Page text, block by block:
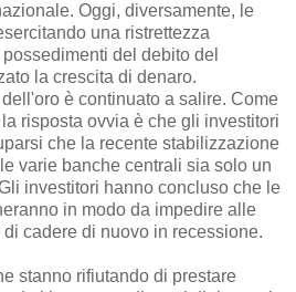
Oggi, diversamente, le
una ristrettezza
del debito del
la crescita di denaro.
è continuato a salire. Come
risposta ovvia è che gli investitori
che la recente stabilizzazione
varie banche centrali sia solo un
investitori hanno concluso che le
in modo da impedire alle
cadere di nuovo in recessione.
stanno rifiutando di prestare